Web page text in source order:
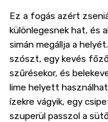
Ez a fogás azért
különlegesnek hat, és
simán megállja a
szószt, egy kevés
szűrésekor, és
lime helyett
ízekre vágyik, egy
szuperül passzol a